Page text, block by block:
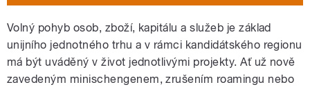
Volný pohyb osob, zboží, kapitálu a služeb je základ
unijního jednotného trhu a v rámci kandidátského regionu
má být uváděný v život jednotlivými projekty. Ať už nově
zavedeným minischengenem, zrušením roamingu nebo